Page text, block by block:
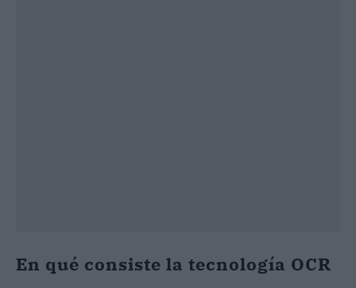
En qué consiste la tecnología OCR